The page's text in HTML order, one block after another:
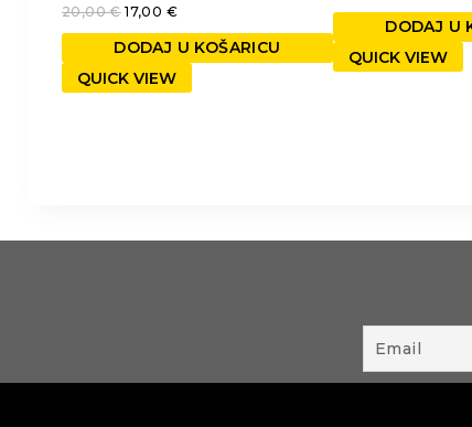
20,00€ 17,00 €
DODAJ U KOŠARICU
QUICK VIEW
DODAJ U
QUICK VIEW